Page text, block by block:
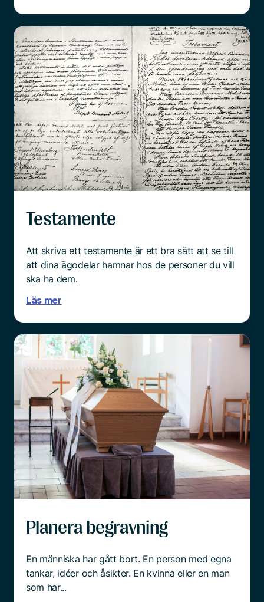
Testamente
Att skriva ett testamente är ett bra sätt att se till
att dina ägodelar hamnar hos de personer du vill
ska ha dem.
Läs mer
Planera begravning
En människa har gått bort. En person med egna
tankar, idéer och åsikter. En kvinna eller en man
som har...